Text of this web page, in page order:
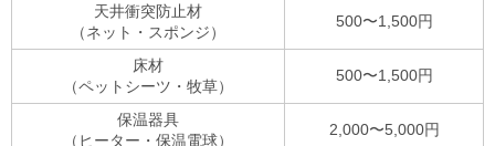
天井衝突防止材
（ネット・スポンジ）
500〜1,500円
床材
（ペットシーツ・牧草）
500〜1,500円
保温器具
（ヒーター・保温電球）
2,000〜5,000円